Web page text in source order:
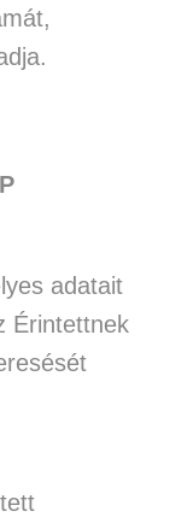
adatait
Érintettnek